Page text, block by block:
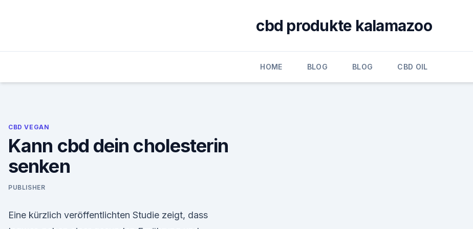
cbd produkte kalamazoo
HOME BLOG BLOG CBD OIL
CBD VEGAN
Kann cbd dein cholesterin
senken
PUBLISHER
Eine kürzlich veröffentlichten Studie zeigt, dass